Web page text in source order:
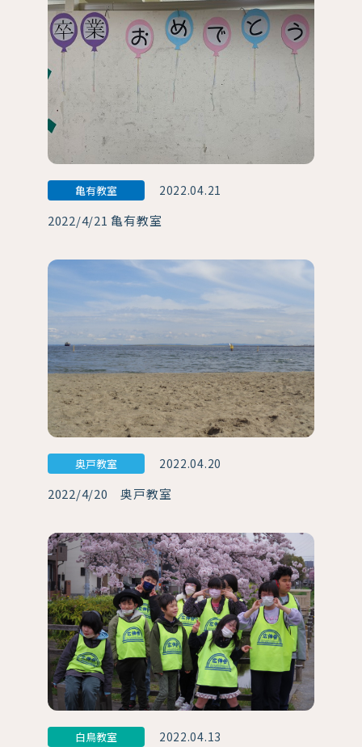
亀有教室 2022.04.21
2022/4/21 亀有教室
奥戸教室 2022.04.20
2022/4/20 奥戸教室
白鳥教室 2022.04.13